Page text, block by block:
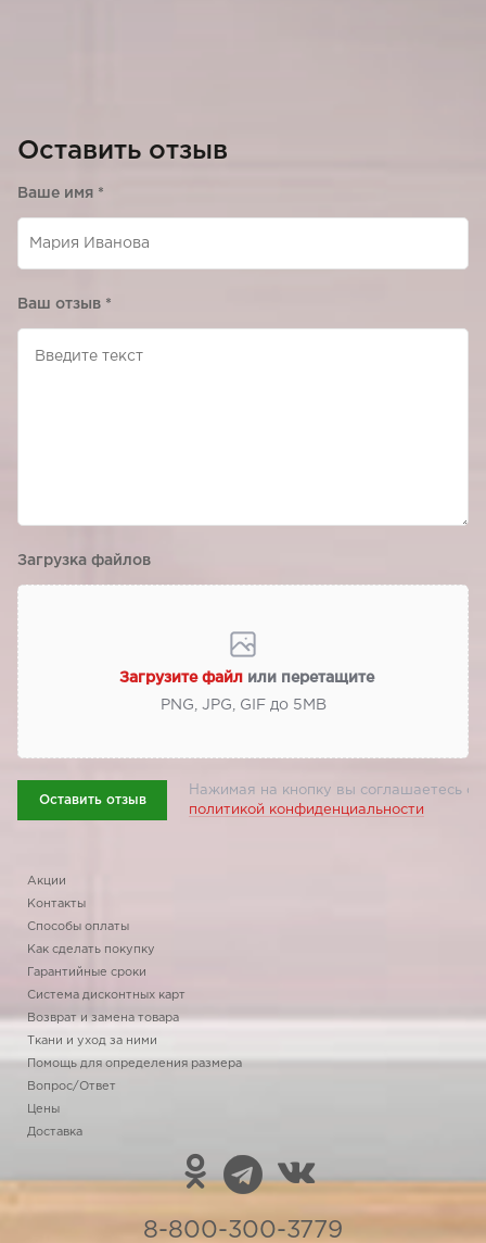
Оставить отзыв
Ваше имя *
Ваш отзыв *
Загрузка файлов
Загрузите файл или перетащите
PNG, JPG, GIF до 5МВ
Оставить отзыв
Нажимая на кнопку вы соглашаетесь с
политикой конфиденциальности
Акции
Контакты
Способы оплаты
Как сделать покупку
Гарантийные сроки
Система дисконтных карт
Возврат и замена товара
Ткани и уход за ними
Помощь для определения размера
Вопрос/Ответ
Цены
Доставка
8-800-300-3779